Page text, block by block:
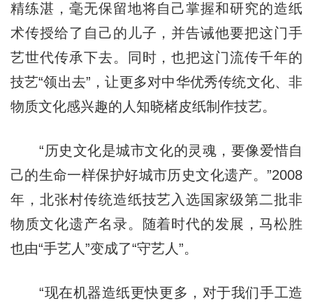
精练湛，毫无保留地将自己掌握和研究的造纸
术传授给了自己的儿子，并告诫他要把这门手
艺世代传承下去。同时，也把这门流传千年的
技艺“领出去”，让更多对中华优秀传统文化、非
物质文化感兴趣的人知晓楮皮纸制作技艺。
“历史文化是城市文化的灵魂，要像爱惜自
己的生命一样保护好城市历史文化遗产。”2008
年，北张村传统造纸技艺入选国家级第二批非
物质文化遗产名录。随着时代的发展，马松胜
也由“手艺人”变成了“守艺人”。
“现在机器造纸更快更多，对于我们手工造